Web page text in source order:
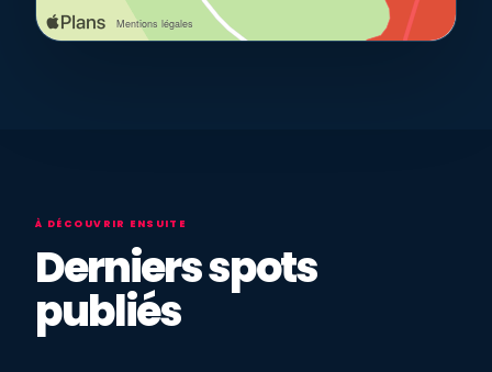
À DÉCOUVRIR ENSUITE
Derniers spots
publiés